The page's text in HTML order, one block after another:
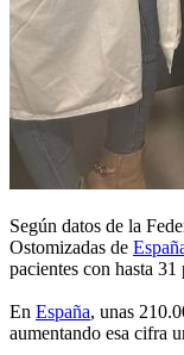
Según datos de la
Ostomizadas de
pacientes con hasta
En España, unas
aumentando esa cifra